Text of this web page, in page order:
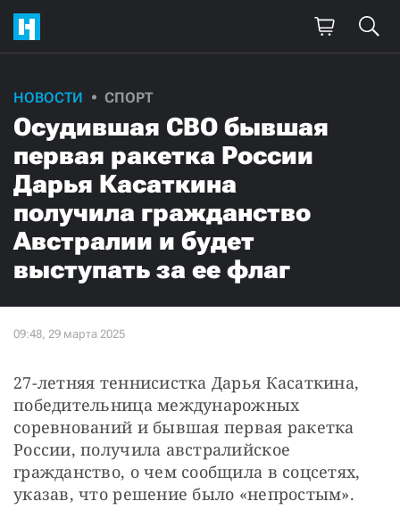
НОВОСТИ СПОРТ
Осудившая СВО бывшая
первая ракетка России
Дарья Касаткина
получила гражданство
Австралии и будет
выступать за ее флаг
27-летняя теннисистка Дарья Касаткина,
победительница междунарожных
соревнований и бывшая первая ракетка
России, получила австралийское
гражданство, о чем сообщила в соцсетях,
указав, что решение было «непростым».